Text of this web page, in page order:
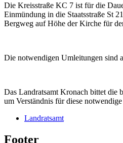
Die Kreisstraße KC 7 ist für die
Einmündung in die Staatsstraße St
Bergweg auf Höhe der Kirche für
Die notwendigen Umleitungen sind
Das Landratsamt Kronach bittet die
um Verständnis für diese
Landratsamt
Footer